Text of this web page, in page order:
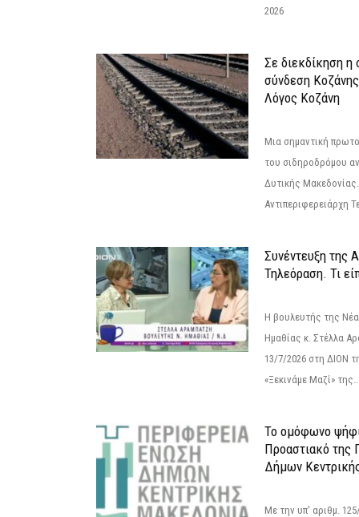
2026
Σε διεκδίκηση η
σύνδεση
Λόγος Κοζάνη
Μια σημαντική
του σιδηροδρόμου
Δυτικής
Αντιπεριφερειάρχη
Συνέντευξη της
Τηλεόραση. Τι
Η βουλευτής της
Ημαθίας κ. Στέλλα
13/7/2026 στη ΔΙΟΝ
«Ξεκινάμε Μαζί»
Το ομόφωνο
Προαστιακό της
Δήμων
Με την υπ' αριθμ.